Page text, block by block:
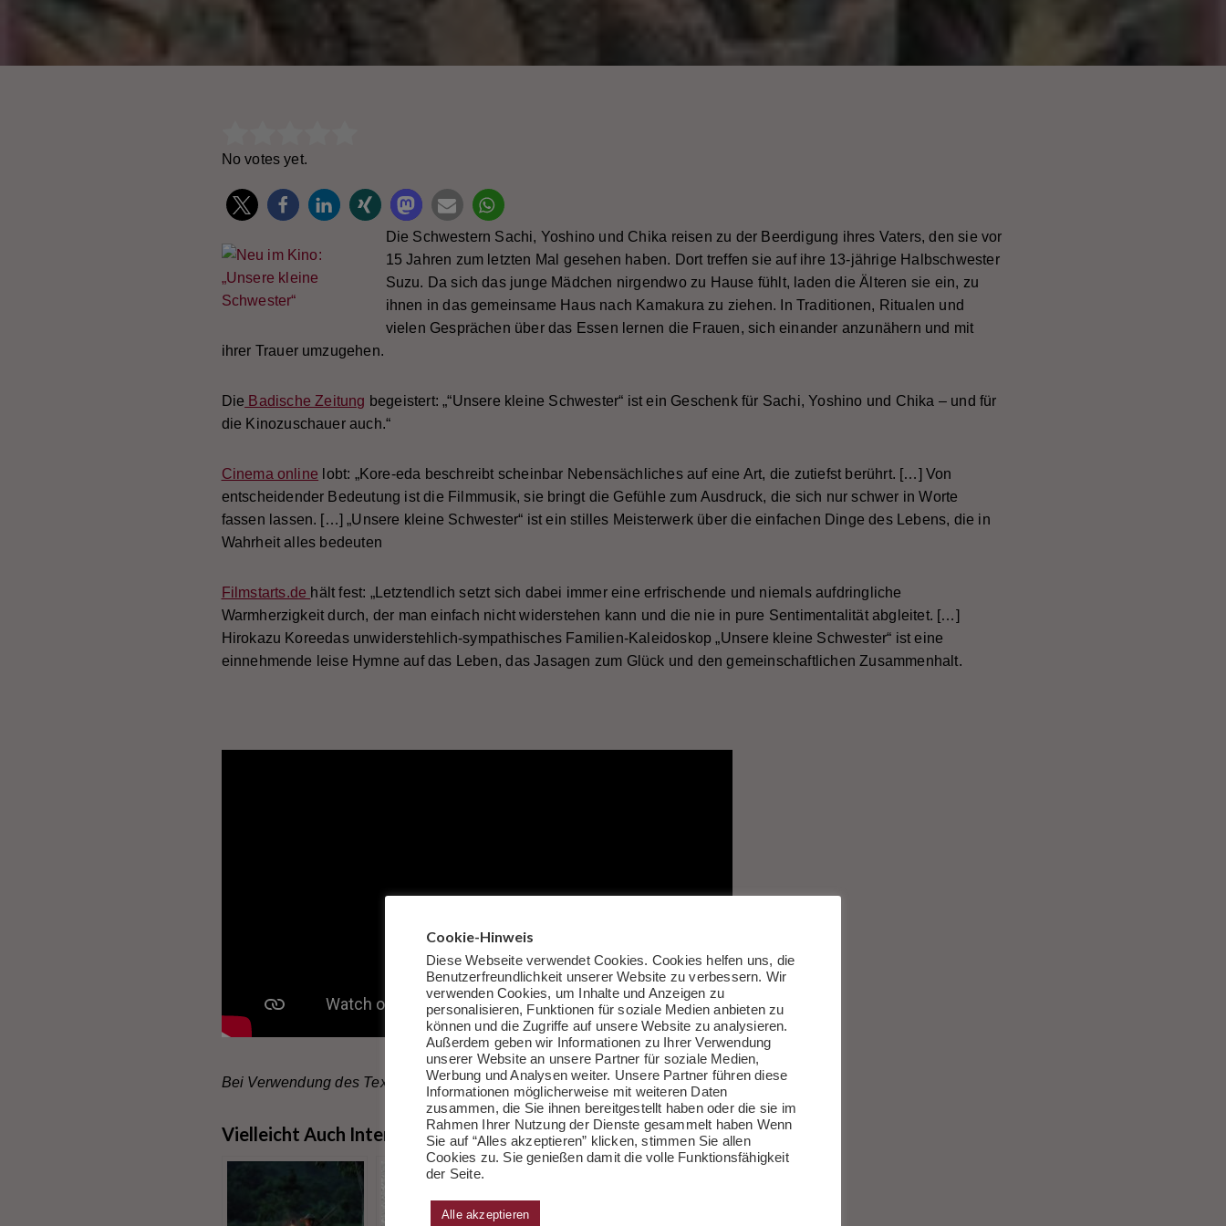
No votes yet.
Die Schwestern Sachi, Yoshino und Chika reisen zu der Beerdigung ihres Vaters, den sie vor
15 Jahren zum letzten Mal gesehen haben. Dort treffen sie auf ihre 13-jährige Halbschwester
Suzu. Da sich das junge Mädchen nirgendwo zu Hause fühlt, laden die Älteren sie ein, zu
ihnen in das gemeinsame Haus nach Kamakura zu ziehen. In Traditionen, Ritualen und
vielen Gesprächen über das Essen lernen die Frauen, sich einander anzunähern und mit
ihrer Trauer umzugehen.
Die Badische Zeitung begeistert: „“Unsere kleine Schwester“ ist ein Geschenk für Sachi, Yoshino und Chika – und für
die Kinozuschauer auch.“
Cinema online lobt: „Kore-eda beschreibt scheinbar Nebensächliches auf eine Art, die zutiefst berührt. […] Von
entscheidender Bedeutung ist die Filmmusik, sie bringt die Gefühle zum Ausdruck, die sich nur schwer in Worte
fassen lassen. […] „Unsere kleine Schwester“ ist ein stilles Meisterwerk über die einfachen Dinge des Lebens, die in
Wahrheit alles be­deuten
Filmstarts.de hält fest: „Letztendlich setzt sich dabei immer eine erfrischende und niemals aufdringliche
Warmherzigkeit durch, der man einfach nicht widerstehen kann und die nie in pure Sentimentalität abgleitet. […]
Hirokazu Koreedas unwiderstehlich-sympathisches Familien-Kaleidoskop „Unsere kleine Schwester“ ist eine
einnehmende leise Hymne auf das Leben, das Jasagen zum Glück und den gemeinschaftlichen Zusammenhalt.
Bei Verwendung des Textes bitte Quelle angeben bzw. verlinken.
Vielleicht Auch Interessant
Cookie-Hinweis
Diese Webseite verwendet Cookies. Cookies helfen uns, die
Benutzerfreundlichkeit unserer Website zu verbessern. Wir
verwenden Cookies, um Inhalte und Anzeigen zu
personalisieren, Funktionen für soziale Medien anbieten zu
können und die Zugriffe auf unsere Website zu analysieren.
Außerdem geben wir Informationen zu Ihrer Verwendung
unserer Website an unsere Partner für soziale Medien,
Werbung und Analysen weiter. Unsere Partner führen diese
Informationen möglicherweise mit weiteren Daten
zusammen, die Sie ihnen bereitgestellt haben oder die sie im
Rahmen Ihrer Nutzung der Dienste gesammelt haben Wenn
Sie auf “Alles akzeptieren” klicken, stimmen Sie allen
Cookies zu. Sie genießen damit die volle Funktionsfähigkeit
der Seite.
Alle akzeptieren